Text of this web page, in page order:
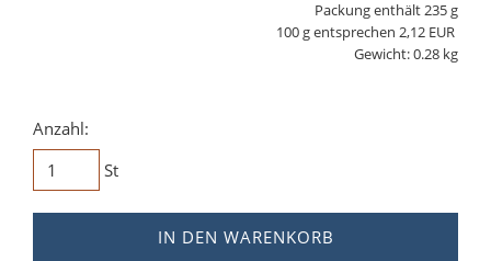
Packung enthält 235 g
100 g entsprechen 2,12 EUR
Gewicht: 0.28 kg
Anzahl:
St
IN DEN WARENKORB